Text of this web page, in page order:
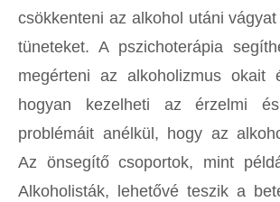
csökkenteni az alkohol utáni
tüneteket. A pszichoterápia
megérteni az alkoholizmus okait
hogyan kezelheti az érzelmi és
problémáit anélkül, hogy az
Az önsegítő csoportok, mint
Alkoholisták, lehetővé teszik a